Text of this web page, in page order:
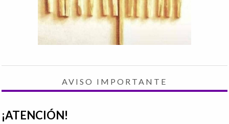
AVISO IMPORTANTE
¡ATENCIÓN!